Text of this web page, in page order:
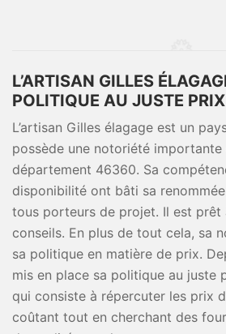
L’ARTISAN GILLES
POLITIQUE AU JUSTE PRIX
L’artisan Gilles élagage est un
possède une notoriété importante
département 46360. Sa
disponibilité ont bâti sa
tous porteurs de projet. Il est prêt
conseils. En plus de tout cela, sa
sa politique en matière de prix.
mis en place sa politique au juste
qui consiste à répercuter les prix
coûtant tout en cherchant des